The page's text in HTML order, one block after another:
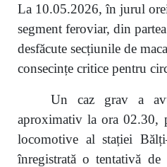
La 10.05.2026, în jurul
segment feroviar, din
desfăcute secțiunile de
consecințe critice pentru
Un caz grav a
aproximativ la ora 02.30,
locomotive al stației
înregistrată o tentativă